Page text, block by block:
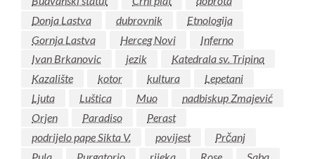
Donja Lastva
dubrovnik
Etnologija
Gornja Lastva
Herceg Novi
Inferno
Ivan Brkanovic
jezik
Katedrala sv. Tripina
Kazalište
kotor kultura
Lepetani
Ljuta
Luštica Muo
nadbiskup Zmajević
Orjen
Paradiso
Perast
podrijelo pape Sikta V.
povijest
Prčanj